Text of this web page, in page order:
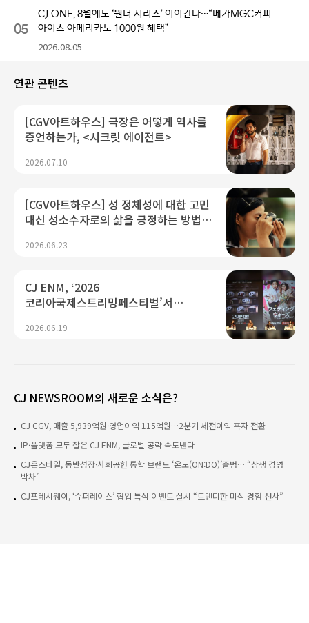
05
CJ ONE, 8월에도 ‘원더 시리즈’ 이어간다…“메가MGC커피
아이스 아메리카노 1000원 혜택”
2026.08.05
연관 콘텐츠
[CGV아트하우스] 극장은 어떻게 역사를
증언하는가, <시크릿 에이전트>
2026.07.10
[CGV아트하우스] 성 정체성에 대한 고민
대신 성소수자로의 삶을 긍정하는 방법,
2026.06.23
CJ ENM, ‘2026
코리아국제스트리밍페스티벌’서
기술 결합으로 글로벌 확장 가속"
2026.06.19
CJ NEWSROOM의 새로운 소식은?
CJ CGV, 매출 5,939억원·영업이익 115억원…2분기 세전이익 흑자 전환
IP·플랫폼 모두 잡은 CJ ENM, 글로벌 공략 속도낸다
CJ온스타일, 동반성장·사회공헌 통합 브랜드 ‘온도(ON:DO)’출범… “상생 경영
박차”
CJ프레시웨이, ‘슈퍼레이스’ 협업 특식 이벤트 실시 “트렌디한 미식 경험 선사”